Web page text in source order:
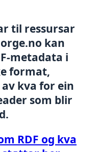
til ressursar
kan
metadata i
format,
kva for ein
som blir
RDF og kva